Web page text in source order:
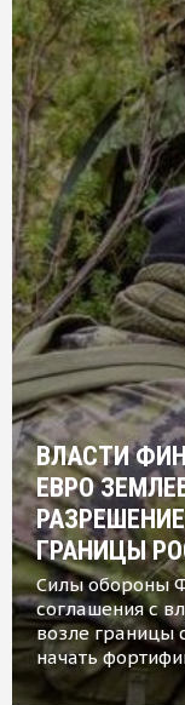
ВЛАСТИ
ЕВРО
ГРАНИЦЫ
Силы обороны
соглашения с
возле границы
начать